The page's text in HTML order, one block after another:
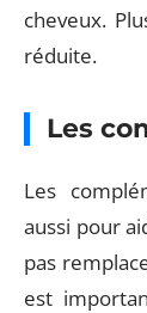
cheveux.
réduite.
Les
Les
aussi pour
pas
est